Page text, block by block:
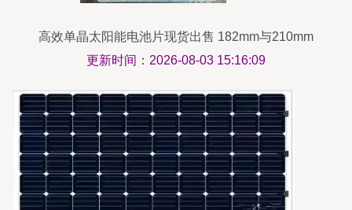
高效单晶太阳能电池片现货出售 182mm与210mm
规格，助力绿色能源发展
更新时间：2026-08-03 15:16:09